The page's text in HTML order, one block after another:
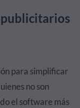
publicitarios
para simplificar
no son
el software más